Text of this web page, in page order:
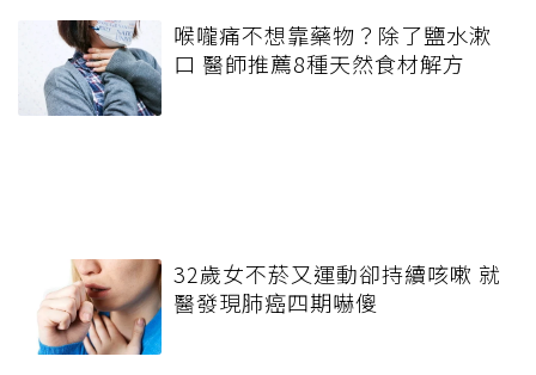
喉嚨痛不想靠藥物？除了鹽水漱
口 醫師推薦8種天然食材解方
32歲女不菸又運動卻持續咳嗽 就
醫發現肺癌四期嚇傻